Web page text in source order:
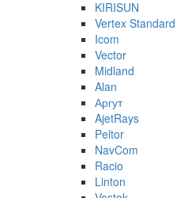
KIRISUN
Vertex Standard
Icom
Vector
Midland
Alan
Аргут
AjetRays
Peltor
NavCom
Racio
Linton